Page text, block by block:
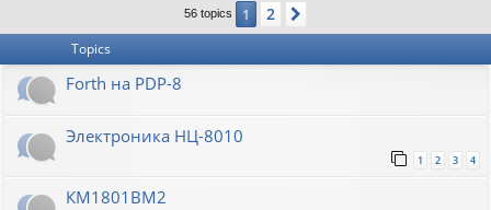
56 topics 1 2
Topics
Forth на PDP-8
Электроника НЦ-8010
1 2 3 4
КМ1801ВМ2